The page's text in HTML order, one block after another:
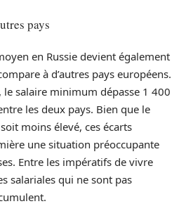
pays
en Russie devient également
à d’autres pays européens.
le salaire minimum dépasse 1 400
les deux pays. Bien que le
moins élevé, ces écarts
une situation préoccupante
Entre les impératifs de vivre
salariales qui ne sont pas